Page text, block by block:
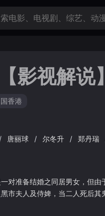
影视解说】
香港
/ 唐丽球 / 尔冬升 / 郑丹瑞
对准备结婚之同居男女，但
市夫人及侍婢，当二人死后